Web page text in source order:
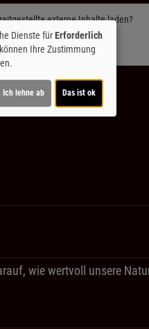
externe Inhalte laden?
wie wertvoll unsere
Dienste fürErforderlich
Ihre Zustimmung
Ich lehne ab Das ist ok